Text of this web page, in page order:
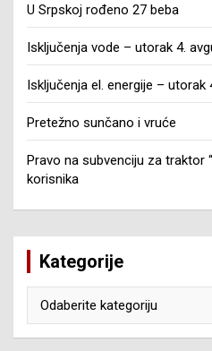
U Srpskoj rođeno 27 beba
Isključenja vode – utorak 4.
Isključenja el. energije – utorak
Pretežno sunčano i vruće
Pravo na subvenciju za traktor
korisnika
Kategorije